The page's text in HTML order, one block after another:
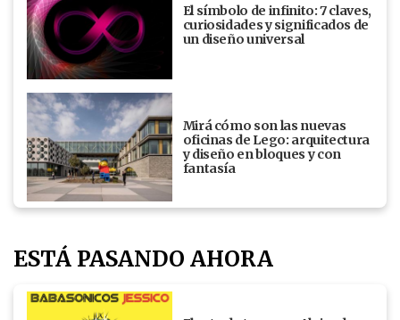
El símbolo de infinito: 7 claves,
curiosidades y significados de
un diseño universal
Mirá cómo son las nuevas
oficinas de Lego: arquitectura
y diseño en bloques y con
fantasía
ESTÁ PASANDO AHORA